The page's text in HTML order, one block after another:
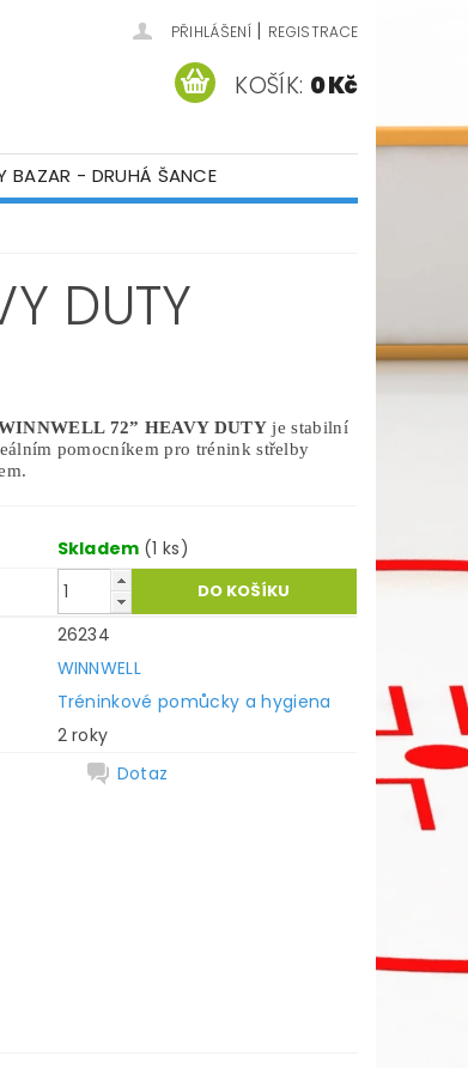
PŘIHLÁŠENÍ | REGISTRACE
KOŠÍK: 0 Kč
BAZAR - DRUHÁ ŠANCE
DUTY
72” HEAVY DUTY je stabilní
pomocníkem pro trénink střelby
Skladem (1 ks)
26234
WINNWELL
Tréninkové pomůcky a hygiena
2 roky
Dotaz